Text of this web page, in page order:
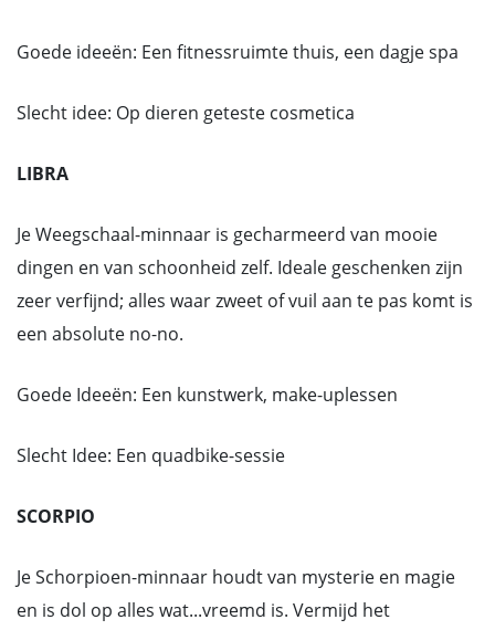
Goede ideeën: Een fitnessruimte thuis, een dagje spa
Slecht idee: Op dieren geteste cosmetica
LIBRA
Je Weegschaal-minnaar is gecharmeerd van mooie
dingen en van schoonheid zelf. Ideale geschenken zijn
zeer verfijnd; alles waar zweet of vuil aan te pas komt is
een absolute no-no.
Goede Ideeën: Een kunstwerk, make-uplessen
Slecht Idee: Een quadbike-sessie
SCORPIO
Je Schorpioen-minnaar houdt van mysterie en magie
en is dol op alles wat...vreemd is. Vermijd het